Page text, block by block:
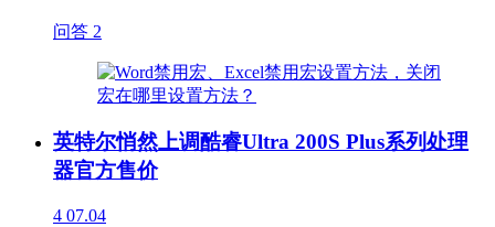
问答 2
英特尔悄然上调酷睿Ultra 200S Plus系列处理
器官方售价
4 07.04